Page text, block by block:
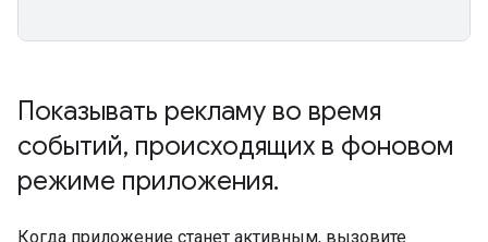
Показывать рекламу во время
событий, происходящих в фоновом
режиме приложения.
Когда приложение станет активным, вызовите